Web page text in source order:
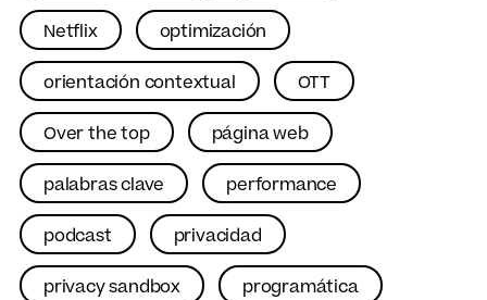
Netflix optimización
orientación contextual OTT
Over the top página web
palabras clave performance
podcast privacidad
privacy sandbox programática